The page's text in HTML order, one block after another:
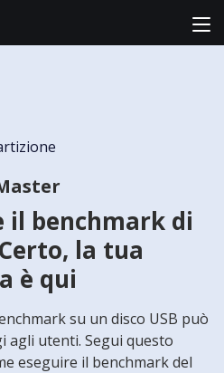
il benchmark di
la tua
è qui
su un disco USB può
utenti. Segui questo
eseguire il benchmark del